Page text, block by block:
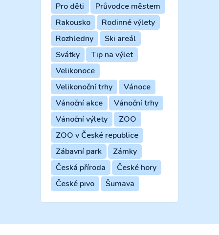
Pro děti
Průvodce městem
Rakousko
Rodinné výlety
Rozhledny
Ski areál
Svátky
Tip na výlet
Velikonoce
Velikonoční trhy
Vánoce
Vánoční akce
Vánoční trhy
Vánoční výlety
ZOO
ZOO v České republice
Zábavní park
Zámky
Česká příroda
České hory
České pivo
Šumava